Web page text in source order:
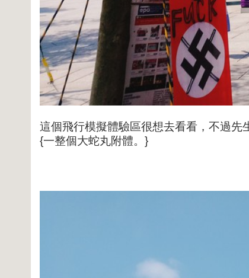
這個飛行模擬體驗區很想去看看，不過先
{一整個大蛇丸附體。}